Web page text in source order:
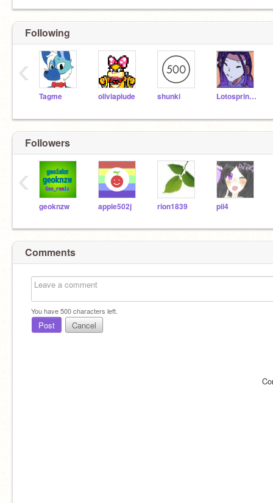
Following
Tagme oliviaplude shunki Lotosprincess
‹
Followers
geoknzw apple502j rion1839 pii4
‹
Comments
You have500characters left.
Post Cancel